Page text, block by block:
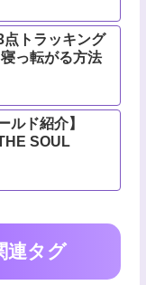
点トラッキング
っ転がる方法
ルド紹介】
SOUL
連タグ